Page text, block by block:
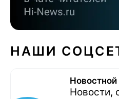
НАШИ
Новостной
Новости,